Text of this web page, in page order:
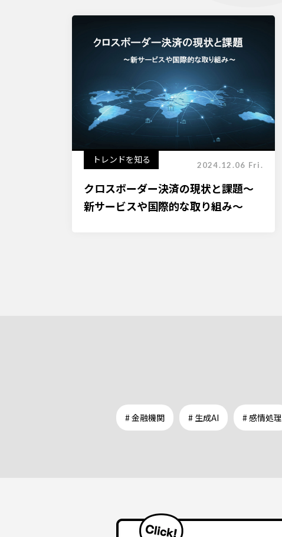
トレンドを知る 2024.12.06 Fri.
クロスボーダー決済の現状と課題～
新サービスや国際的な取り組み～
# 金融機関 # 生成AI # 感情処理